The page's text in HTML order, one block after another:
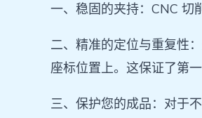
一、稳固的夹持：CNC 切
二、精准的定位与重复性
座标位置上。这保证了第
三、保护您的成品：对于